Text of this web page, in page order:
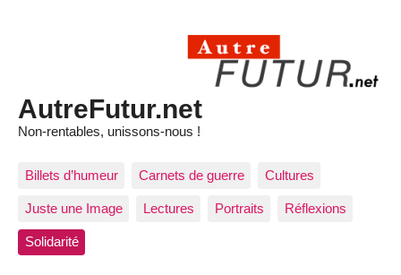
AutreFutur.net
Non-rentables, unissons-nous !
Billets d’humeur Carnets de guerre Cultures
Juste une Image Lectures Portraits Réflexions
Solidarité